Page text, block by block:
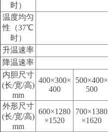
时）
温度均匀
性（37℃
时）
升温速率
降温速率
内胆尺寸
(长/宽/高)
mm
400×300×
400
500×400×
500
外形尺寸
(长/宽/高)
mm
600×1280
×1520
700×1380
×1620